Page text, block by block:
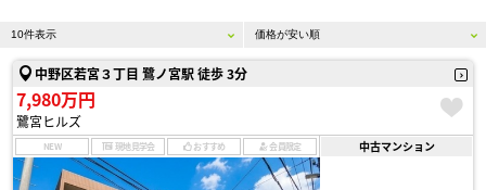
中野区若宮３丁目 鷺ノ宮駅 徒歩 3分
7,980万円
鷺宮ヒルズ
NEW 現地見学会 おすすめ 会員限定 中古マンション